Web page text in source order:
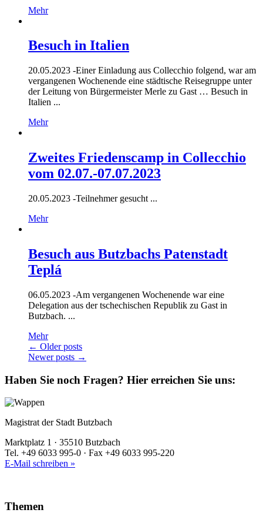
Mehr
Besuch in Italien
20.05.2023 -Einer Einladung aus Collecchio folgend, war am
vergangenen Wochenende eine städtische Reisegruppe unter
der Leitung von Bürgermeister Merle zu Gast … Besuch in
Italien ...
Mehr
Zweites Friedenscamp in Collecchio
vom 02.07.-07.07.2023
20.05.2023 -Teilnehmer gesucht ...
Mehr
Besuch aus Butzbachs Patenstadt
Teplá
06.05.2023 -Am vergangenen Wochenende war eine
Delegation aus der tschechischen Republik zu Gast in
Butzbach. ...
Mehr
Posts
navigation
← Older posts
Newer posts →
Haben Sie noch Fragen? Hier erreichen Sie uns:
Magistrat der Stadt Butzbach
Marktplatz 1 · 35510 Butzbach
Tel. +49 6033 995-0 · Fax +49 6033 995-220
E-Mail schreiben »
Themen